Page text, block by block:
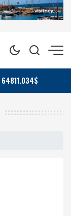
64811.034$